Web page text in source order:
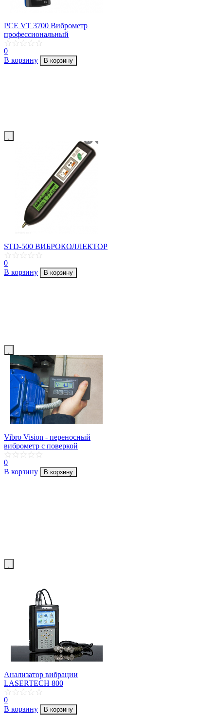
PCE VT 3700 Виброметр
профессиональный
0
В корзину
В корзину
STD-500 ВИБРОКОЛЛЕКТОР
0
В корзину
В корзину
Vibro Vision - переносный
виброметр с поверкой
0
В корзину
В корзину
Анализатор вибрации
LASERTECH 800
0
В корзину
В корзину